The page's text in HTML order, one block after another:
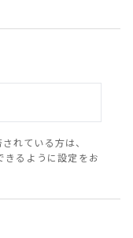
れている方は、
るように設定をお